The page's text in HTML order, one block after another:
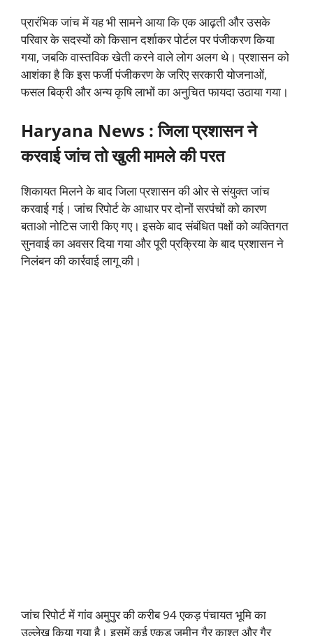
प्रारंभिक जांच में यह भी सामने आया कि एक आढ़ती और उसके
परिवार के सदस्यों को किसान दर्शाकर पोर्टल पर पंजीकरण किया
गया, जबकि वास्तविक खेती करने वाले लोग अलग थे। प्रशासन को
आशंका है कि इस फर्जी पंजीकरण के जरिए सरकारी योजनाओं,
फसल बिक्री और अन्य कृषि लाभों का अनुचित फायदा उठाया गया।
Haryana News : जिला प्रशासन ने
करवाई जांच तो खुली मामले की परत
शिकायत मिलने के बाद जिला प्रशासन की ओर से संयुक्त जांच
करवाई गई। जांच रिपोर्ट के आधार पर दोनों सरपंचों को कारण
बताओ नोटिस जारी किए गए। इसके बाद संबंधित पक्षों को व्यक्तिगत
सुनवाई का अवसर दिया गया और पूरी प्रक्रिया के बाद प्रशासन ने
निलंबन की कार्रवाई लागू की।
जांच रिपोर्ट में गांव अमुपुर की करीब 94 एकड़ पंचायत भूमि का
उल्लेख किया गया है। इसमें कई एकड़ जमीन गैर काश्त और गैर